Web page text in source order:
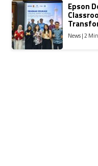
Epson
News | 2